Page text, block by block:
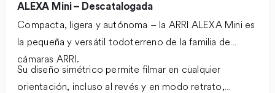
ALEXA Mini – Descatalogada
Compacta, ligera y autónoma – la ARRI ALEXA Mini es
la pequeña y versátil todoterreno de la familia de
cámaras ARRI.
Su diseño simétrico permite filmar en cualquier
orientación, incluso al revés y en modo retrato,